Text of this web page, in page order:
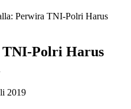
Perwira TNI-Polri Harus
Polri Harus
2019